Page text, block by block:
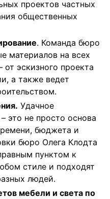
проектов частных
общественных
. Команда бюро
материалов на всех
от эскизного проекта
а также ведет
Удачное
это не просто основа
бюджета и
бюро Олега Клодта
пунктом к
стиле и подходят
людей.
мебели и света по